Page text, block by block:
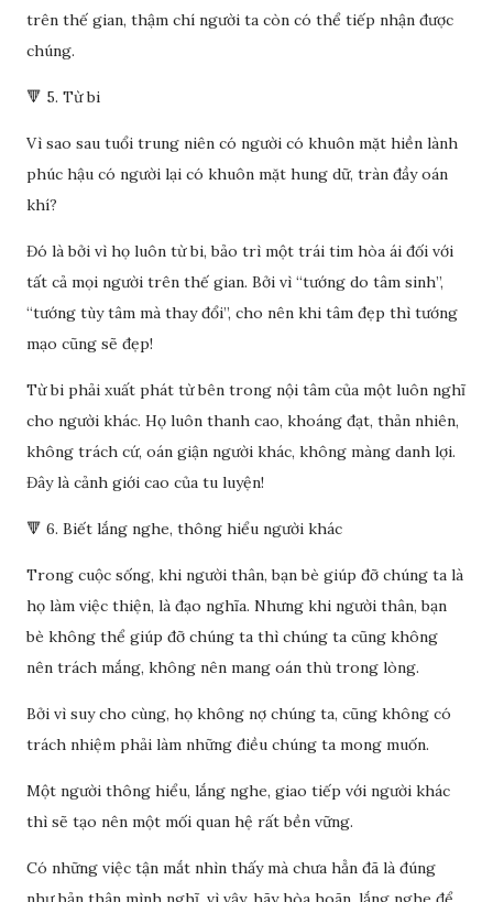
trên thế gian, thậm chí người ta còn có thể tiếp nhận được
chúng.
🔻 5. Từ bi
Vì sao sau tuổi trung niên có người có khuôn mặt hiền lành
phúc hậu có người lại có khuôn mặt hung dữ, tràn đầy oán
khí?
Đó là bởi vì họ luôn từ bi, bảo trì một trái tim hòa ái đối với
tất cả mọi người trên thế gian. Bởi vì “tướng do tâm sinh”,
“tướng tùy tâm mà thay đổi”, cho nên khi tâm đẹp thì tướng
mạo cũng sẽ đẹp!
Từ bi phải xuất phát từ bên trong nội tâm của một luôn nghĩ
cho người khác. Họ luôn thanh cao, khoáng đạt, thản nhiên,
không trách cứ, oán giận người khác, không màng danh lợi.
Đây là cảnh giới cao của tu luyện!
🔻 6. Biết lắng nghe, thông hiểu người khác
Trong cuộc sống, khi người thân, bạn bè giúp đỡ chúng ta là
họ làm việc thiện, là đạo nghĩa. Nhưng khi người thân, bạn
bè không thể giúp đỡ chúng ta thì chúng ta cũng không
nên trách mắng, không nên mang oán thù trong lòng.
Bởi vì suy cho cùng, họ không nợ chúng ta, cũng không có
trách nhiệm phải làm những điều chúng ta mong muốn.
Một người thông hiểu, lắng nghe, giao tiếp với người khác
thì sẽ tạo nên một mối quan hệ rất bền vững.
Có những việc tận mắt nhìn thấy mà chưa hẳn đã là đúng